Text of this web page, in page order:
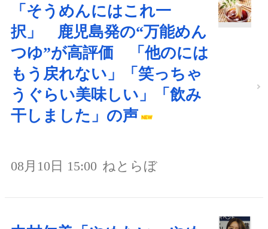
「そうめんにはこれ一
択」 鹿児島発の“万能めん
つゆ”が高評価 「他のには
もう戻れない」「笑っちゃ
うぐらい美味しい」「飲み
干しました」の声
08月10日 15:00 ねとらぼ